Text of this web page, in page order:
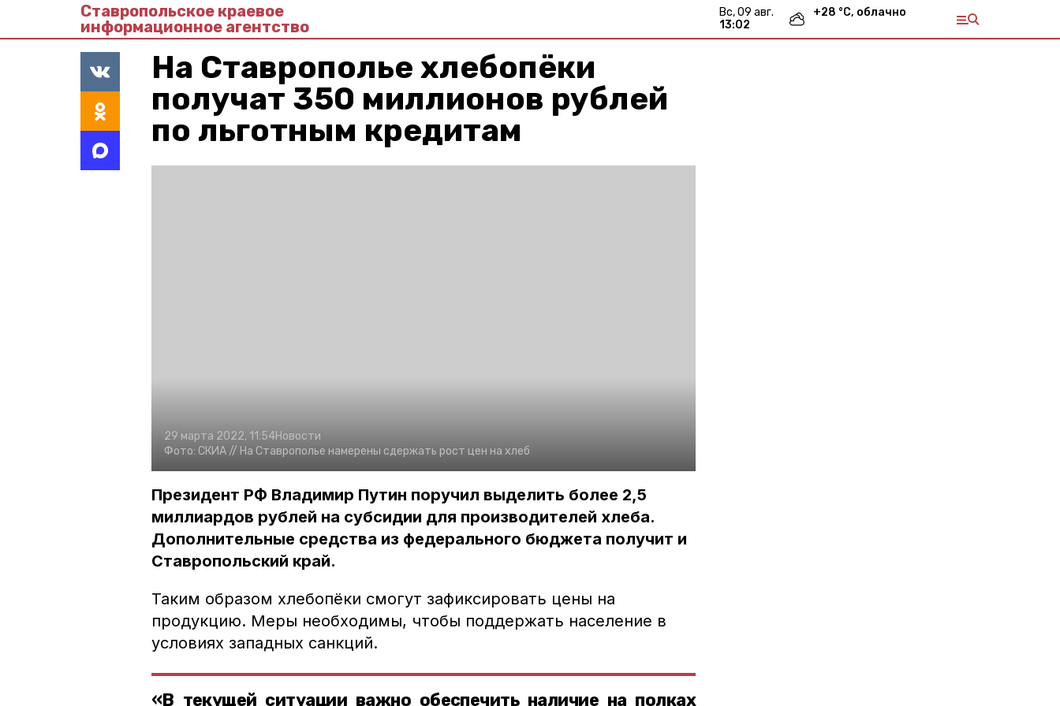
Ставропольское краевое
информационное агентство
вс, 09 авг.
13:02
+28 °С, облачно
На Ставрополье хлебопёки
получат 350 миллионов рублей
по льготным кредитам
29 марта 2022, 11:54Новости
Фото: СКИА // На Ставрополье намерены сдержать рост цен на хлеб
Президент РФ Владимир Путин поручил выделить более 2,5
миллиардов рублей на субсидии для производителей хлеба.
Дополнительные средства из федерального бюджета получит и
Ставропольский край.
Таким образом хлебопёки смогут зафиксировать цены на
продукцию. Меры необходимы, чтобы поддержать население в
условиях западных санкций.
«В текущей ситуации важно обеспечить наличие на полках